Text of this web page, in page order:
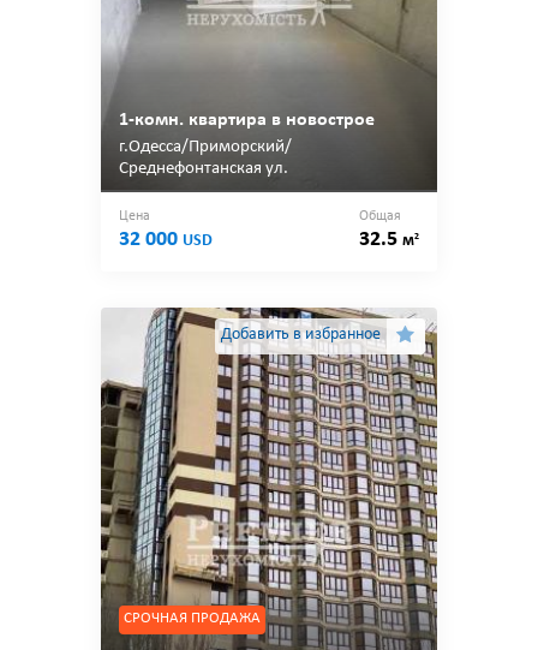
1-комн. квартира в новострое
г.Одесса/Приморский/
Среднефонтанская ул.
Цена
32 000 USD
Общая
32.5 м2
Добавить в избранное
СРОЧНАЯ ПРОДАЖА